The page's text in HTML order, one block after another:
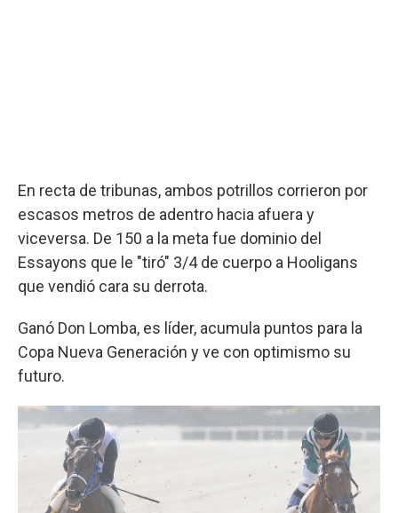
En recta de tribunas, ambos potrillos corrieron por
escasos metros de adentro hacia afuera y
viceversa. De 150 a la meta fue dominio del
Essayons que le "tiró" 3/4 de cuerpo a Hooligans
que vendió cara su derrota.
Ganó Don Lomba, es líder, acumula puntos para la
Copa Nueva Generación y ve con optimismo su
futuro.